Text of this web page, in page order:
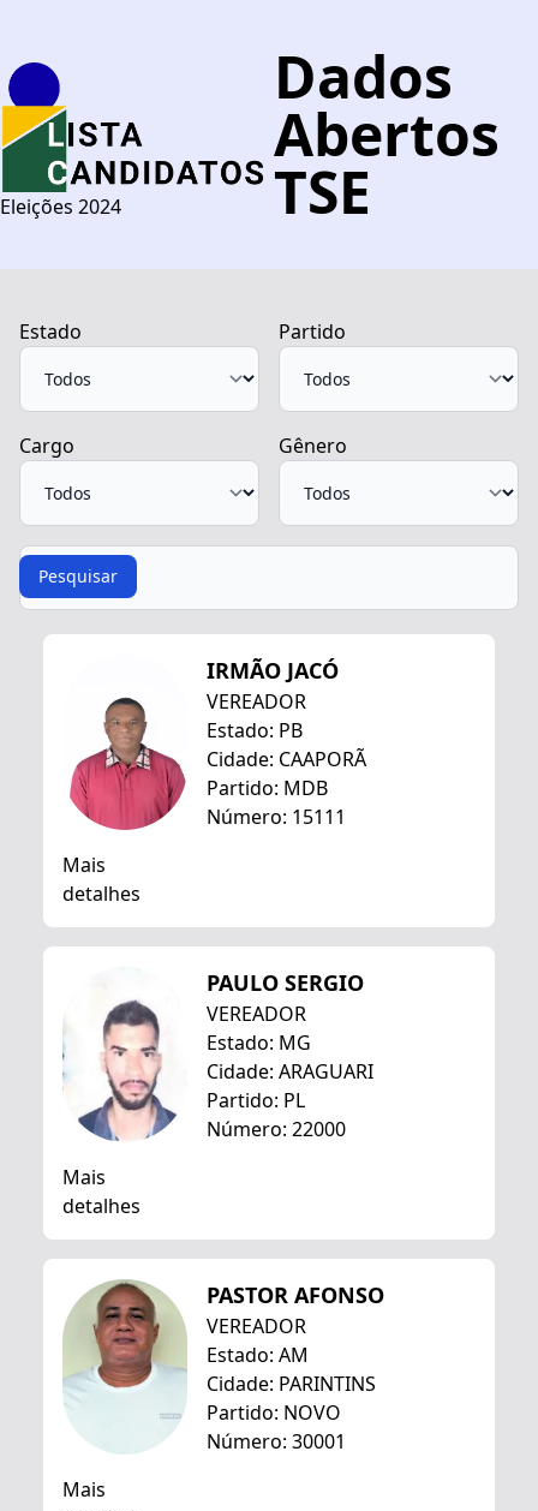
Eleições 2024
Dados
Abertos
TSE
Estado Partido
Cargo Gênero
Procurar
Pesquisar
IRMÃO JACÓ
VEREADOR
Estado: PB
Cidade: CAAPORÃ
Partido: MDB
Número: 15111
Mais
detalhes
PAULO SERGIO
VEREADOR
Estado: MG
Cidade: ARAGUARI
Partido: PL
Número: 22000
Mais
detalhes
PASTOR AFONSO
VEREADOR
Estado: AM
Cidade: PARINTINS
Partido: NOVO
Número: 30001
Mais